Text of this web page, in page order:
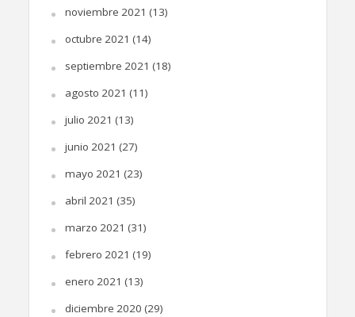
noviembre 2021 (13)
octubre 2021 (14)
septiembre 2021 (18)
agosto 2021 (11)
julio 2021 (13)
junio 2021 (27)
mayo 2021 (23)
abril 2021 (35)
marzo 2021 (31)
febrero 2021 (19)
enero 2021 (13)
diciembre 2020 (29)